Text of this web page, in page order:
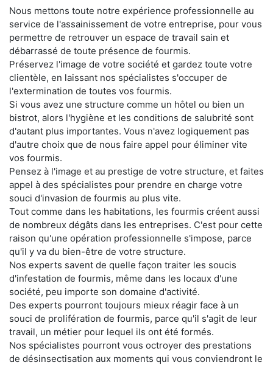
Nous mettons toute notre expérience professionnelle au
service de l'assainissement de votre entreprise, pour vous
permettre de retrouver un espace de travail sain et
débarrassé de toute présence de fourmis.
Préservez l'image de votre société et gardez toute votre
clientèle, en laissant nos spécialistes s'occuper de
l'extermination de toutes vos fourmis.
Si vous avez une structure comme un hôtel ou bien un
bistrot, alors l'hygiène et les conditions de salubrité sont
d'autant plus importantes. Vous n'avez logiquement pas
d'autre choix que de nous faire appel pour éliminer vite
vos fourmis.
Pensez à l'image et au prestige de votre structure, et faites
appel à des spécialistes pour prendre en charge votre
souci d'invasion de fourmis au plus vite.
Tout comme dans les habitations, les fourmis créent aussi
de nombreux dégâts dans les entreprises. C'est pour cette
raison qu'une opération professionnelle s'impose, parce
qu'il y va du bien-être de votre structure.
Nos experts savent de quelle façon traiter les soucis
d'infestation de fourmis, même dans les locaux d'une
société, peu importe son domaine d'activité.
Des experts pourront toujours mieux réagir face à un
souci de prolifération de fourmis, parce qu'il s'agit de leur
travail, un métier pour lequel ils ont été formés.
Nos spécialistes pourront vous octroyer des prestations
de désinsectisation aux moments qui vous conviendront le